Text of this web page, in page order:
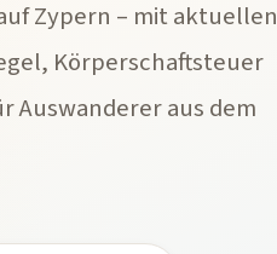
Zypern – mit aktuellen
Körperschaftsteuer
Auswanderer aus dem